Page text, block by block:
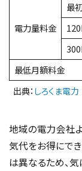
電力量料金
最
最低月額料金
出典： しろくま電
地域の電力会社
気代をお得にで
は異なるため、